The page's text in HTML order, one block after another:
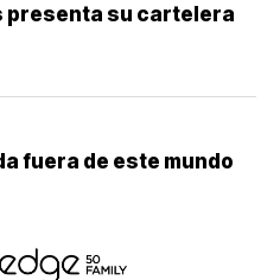
presenta su cartelera
fuera de este mundo